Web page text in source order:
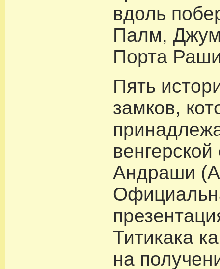
вдоль
Палм,
Порта
Пять
замков,
Андраши
Титикака
на